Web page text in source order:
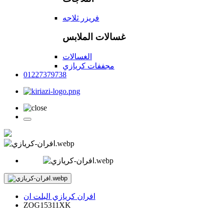
فريزر ثلاجه
غسالات الملابس
الغسالات
مجففات كريازي
01227379738
افران كريازي البلت ان
ZOG15311XK